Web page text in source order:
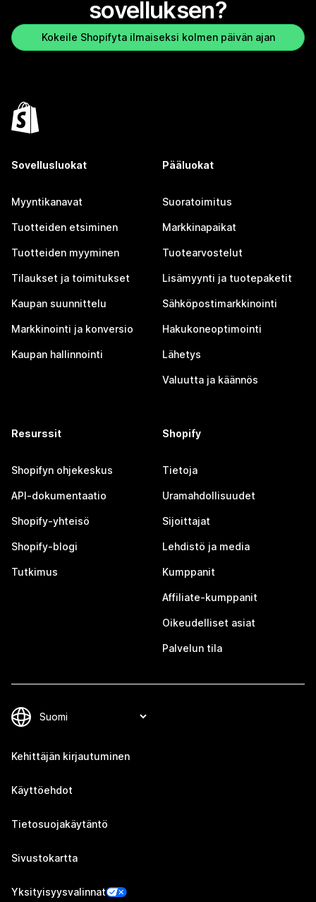
sovelluksen?
Kokeile Shopifyta ilmaiseksi kolmen päivän ajan
Sovellusluokat
Myyntikanavat
Tuotteiden etsiminen
Tuotteiden myyminen
Tilaukset ja toimitukset
Kaupan suunnittelu
Markkinointi ja konversio
Kaupan hallinnointi
Pääluokat
Suoratoimitus
Markkinapaikat
Tuotearvostelut
Lisämyynti ja tuotepaketit
Sähköpostimarkkinointi
Hakukoneoptimointi
Lähetys
Valuutta ja käännös
Resurssit
Shopifyn ohjekeskus
API-dokumentaatio
Shopify-yhteisö
Shopify-blogi
Tutkimus
Shopify
Tietoja
Uramahdollisuudet
Sijoittajat
Lehdistö ja media
Kumppanit
Affiliate-kumppanit
Oikeudelliset asiat
Palvelun tila
Kehittäjän kirjautuminen
Käyttöehdot
Tietosuojakäytäntö
Sivustokartta
Yksityisyysvalinnat